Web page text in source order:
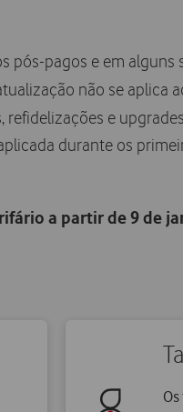
pós-pagos e em
não se aplica
refidelizações e
durante os
a partir de 9 de